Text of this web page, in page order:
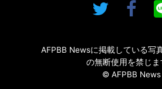
AFPBB Newsに掲載している写
の無断使用を禁じま
© AFPBB News